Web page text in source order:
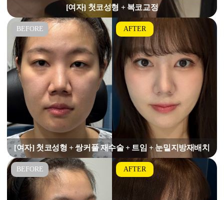
[여자] 첫코성형 + 복코교정
[여자] 첫코성형 + 쌍커풀 재수술 + 트임 + 눈밑지방재배치